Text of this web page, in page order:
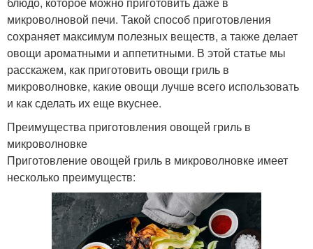
микроволновой печи. Такой способ приготовления
сохраняет максимум полезных веществ, а также делает
овощи ароматными и аппетитными. В этой статье мы
расскажем, как приготовить овощи гриль в
микроволновке, какие овощи лучше всего использовать
и как сделать их еще вкуснее.
Преимущества приготовления овощей гриль в
микроволновке
Приготовление овощей гриль в микроволновке имеет
несколько преимуществ: